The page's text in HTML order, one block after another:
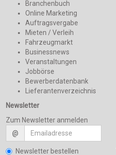
Branchenbuch
Online Marketing
Auftragsvergabe
Mieten / Verleih
Fahrzeugmarkt
Businessnews
Veranstaltungen
Jobbörse
Bewerberdatenbank
Lieferantenverzeichnis
Newsletter
Zum Newsletter anmelden
@
Newsletter bestellen